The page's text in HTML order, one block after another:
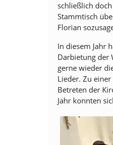
schließlich
Stammtisch
Florian
In diesem Jahr
Darbietung der
gerne wieder
Lieder. Zu
Betreten der
Jahr konnten